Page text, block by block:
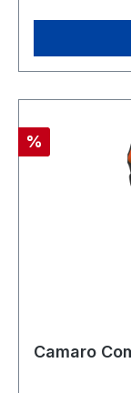
Rabatt
%
Camaro